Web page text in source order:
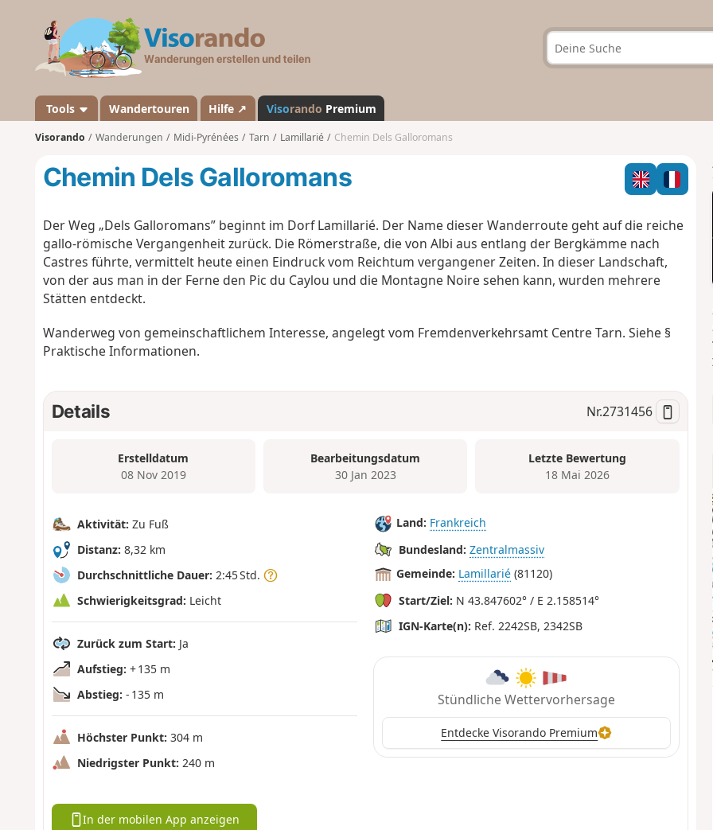
a
n
d
Tools Wandertouren Hilfe ↗ Visorando Premium
Visorando Wanderungen Midi-Pyrénées Tarn Lamillarié Chemin Dels Galloromans
Chemin Dels Galloromans
Der Weg „Dels Galloromans” beginnt im Dorf Lamillarié. Der Name dieser Wanderroute geht auf die reiche
gallo-römische Vergangenheit zurück. Die Römerstraße, die von Albi aus entlang der Bergkämme nach
Castres führte, vermittelt heute einen Eindruck vom Reichtum vergangener Zeiten. In dieser Landschaft,
von der aus man in der Ferne den Pic du Caylou und die Montagne Noire sehen kann, wurden mehrere
Stätten entdeckt.
Wanderweg von gemeinschaftlichem Interesse, angelegt vom Fremdenverkehrsamt Centre Tarn. Siehe §
Praktische Informationen.
Details Nr.2731456
Erstelldatum
08 Nov 2019
Bearbeitungsdatum
30 Jan 2023
Letzte Bewertung
18 Mai 2026
Aktivität: Zu Fuß
Distanz: 8,32 km
Durchschnittliche Dauer: 2:45 Std.
Schwierigkeitsgrad: Leicht
Zurück zum Start: Ja
Aufstieg: + 135 m
Abstieg: - 135 m
Höchster Punkt: 304 m
Niedrigster Punkt: 240 m
Land: Frankreich
Bundesland: Zentralmassiv
Gemeinde: Lamillarié (81120)
Start/Ziel: N 43.847602° / E 2.158514°
IGN-Karte(n): Ref. 2242SB, 2342SB
Stündliche Wettervorhersage
Entdecke Visorando Premium
In der mobilen App anzeigen